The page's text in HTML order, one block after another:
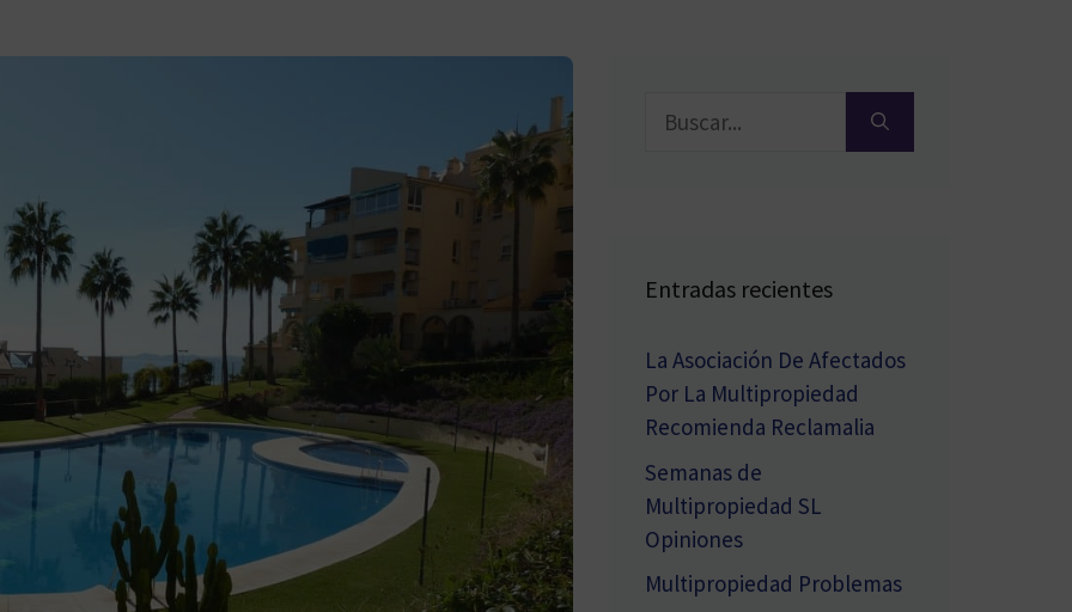
Buscar:
Entradas recientes
La Asociación De Afectados
Por La Multipropiedad
Recomienda Reclamalia
Semanas de
Multipropiedad SL
Opiniones
Multipropiedad Problemas